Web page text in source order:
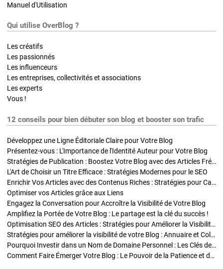
Manuel d'Utilisation
Qui utilise OverBlog ?
Les créatifs
Les passionnés
Les influenceurs
Les entreprises, collectivités et associations
Les experts
Vous !
12 conseils pour bien débuter son blog et booster son trafic
Développez une Ligne Éditoriale Claire pour Votre Blog
Présentez-vous : L'Importance de l'Identité Auteur pour Votre Blog
Stratégies de Publication : Boostez Votre Blog avec des Articles Fréquents et Exclusifs
L'Art de Choisir un Titre Efficace : Stratégies Modernes pour le SEO
Enrichir Vos Articles avec des Contenus Riches : Stratégies pour Captiver et Optimiser
Optimiser vos Articles grâce aux Liens
Engagez la Conversation pour Accroître la Visibilité de Votre Blog
Amplifiez la Portée de Votre Blog : Le partage est la clé du succès !
Optimisation SEO des Articles : Stratégies pour Améliorer la Visibilité de Votre Blog
Stratégies pour améliorer la visibilité de votre Blog : Annuaire et Collaborations
Pourquoi Investir dans un Nom de Domaine Personnel : Les Clés de la Réussite de Votre Blog
Comment Faire Émerger Votre Blog : Le Pouvoir de la Patience et de la Persévérance